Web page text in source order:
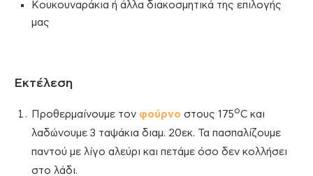
Κουκουναράκια ή άλλα διακοσμητικά της επιλογής
μας
Εκτέλεση
Προθερμαίνουμε τον φούρνο στους 175οC και
λαδώνουμε 3 ταψάκια διαμ. 20εκ. Τα πασπαλίζουμε
παντού με λίγο αλεύρι και πετάμε όσο δεν κολλήσει
στο λάδι.